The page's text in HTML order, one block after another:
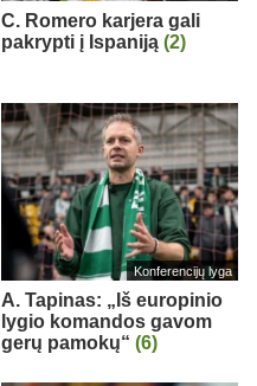
C. Romero karjera gali
pakrypti į Ispaniją (2)
Konferencijų lyga
A. Tapinas: „Iš europinio
lygio komandos gavom
gerų pamokų“ (6)